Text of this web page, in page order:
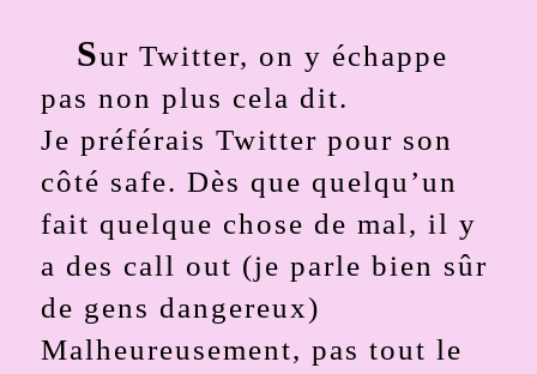
Sur Twitter, on y échappe
pas non plus cela dit.
Je préférais Twitter pour son
côté safe. Dès que quelqu’un
fait quelque chose de mal, il y
a des call out (je parle bien sûr
de gens dangereux)
Malheureusement, pas tout le